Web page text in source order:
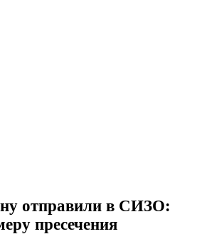
отправили в СИЗО:
пресечения